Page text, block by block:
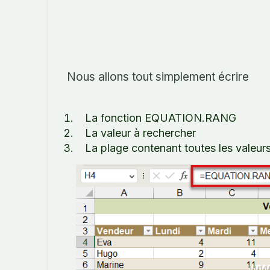
Nous allons tout simplement écrire
La fonction EQUATION.RANG
La valeur à rechercher
La plage contenant toutes les